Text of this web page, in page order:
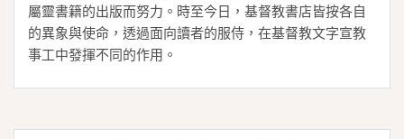
屬靈書籍的出版而努力。時至今日，基督教書店皆按各自
的異象與使命，透過面向讀者的服侍，在基督教文字宣教
事工中發揮不同的作用。